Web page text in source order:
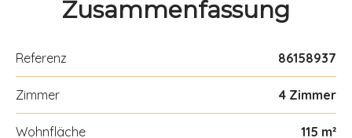
Zusammenfassung
Referenz 86158937
Zimmer 4 Zimmer
Wohnfläche 115 m²